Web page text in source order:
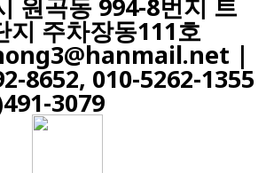
원곡동 994-8번지 트
지 주차장동111호
|
8652, 010-5262-1355
3079